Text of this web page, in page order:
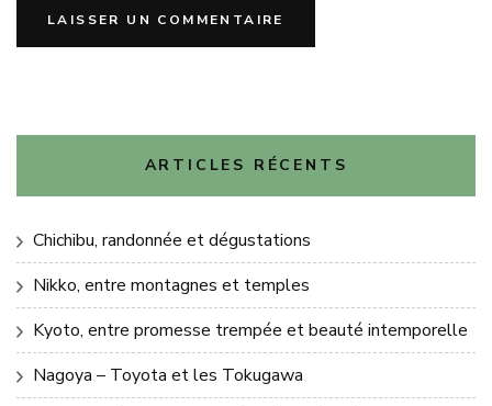
ARTICLES RÉCENTS
Chichibu, randonnée et dégustations
Nikko, entre montagnes et temples
Kyoto, entre promesse trempée et beauté intemporelle
Nagoya – Toyota et les Tokugawa